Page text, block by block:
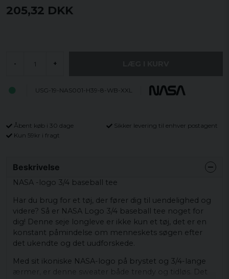
205,32 DKK
- +
USG-19-NAS001-H39-8-WB-XXL
Åbent køb i 30 dage
Sikker levering til enhver postagent
Kun 59kr i fragt
Beskrivelse
NASA -logo 3/4 baseball tee
Har du brug for et tøj, der fører dig til uendelighed og
videre? Så er NASA Logo 3/4 baseball tee noget for
dig! Denne seje longleve er ikke kun et tøj, det er en
konstant påmindelse om menneskets søgen efter
det ukendte og det uudforskede.
Med sit ikoniske NASA-logo på brystet og 3/4-lange
ærmer, er denne sweater både trendy og tidløs. Det